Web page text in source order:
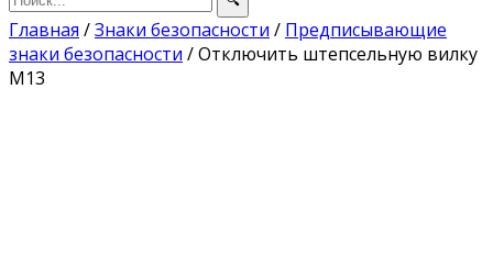
Главная /Знаки безопасности / Предписывающие
знаки безопасности / Отключить штепсельную вилку
М13